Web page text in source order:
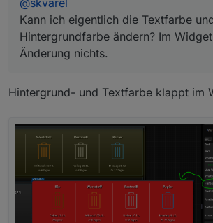
@skvarel
Kann ich eigentlich die Textfarbe
Hintergrundfarbe ändern? Im
Änderung nichts.
Hintergrund- und Textfarbe klappt im